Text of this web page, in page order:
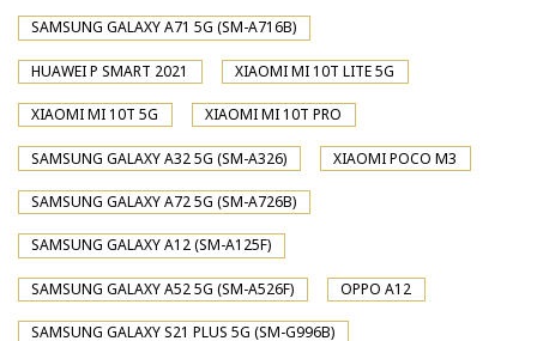
SAMSUNG GALAXY A71 5G (SM-A716B)
HUAWEI P SMART 2021 XIAOMI MI 10T LITE 5G
XIAOMI MI 10T 5G XIAOMI MI 10T PRO
SAMSUNG GALAXY A32 5G (SM-A326) XIAOMI POCO M3
SAMSUNG GALAXY A72 5G (SM-A726B)
SAMSUNG GALAXY A12 (SM-A125F)
SAMSUNG GALAXY A52 5G (SM-A526F) OPPO A12
SAMSUNG GALAXY S21 PLUS 5G (SM-G996B)